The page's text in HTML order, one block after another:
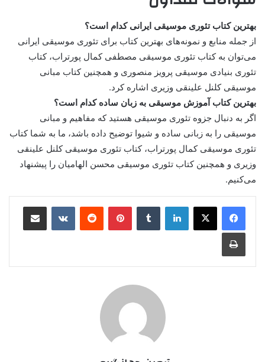
بهترین کتاب تئوری موسیقی ایرانی کدام است؟
از جمله منابع و نمونه‌های بهترین کتاب برای تئوری موسیقی ایرانی
می‌توان به کتاب تئوری موسیقی مصطفی کمال پورتراب، کتاب
تئوری بنیادی موسیقی پرویز منصوری و همچنین کتاب مبانی
موسیقی کلنل علینقی وزیری اشاره کرد.
بهترین کتاب آموزش موسیقی به زبان ساده کدام است؟
اگر به دنبال جزوه تئوری موسیقی هستید که مفاهیم و مبانی
موسیقی را به زبانی ساده و شیوا توضیح داده باشد، ما به شما کتاب
تئوری موسیقی کمال پورتراب، کتاب تئوری موسیقی کلنل علینقی
وزیری و همچنین کتاب تئوری موسیقی محسن الهامیان را پیشنهاد
می‌کنیم.
لینکدین ‫تامبلر پینترست‫رددیت ‫VKontakteاشتراک گذاری از طریق ایمیل
چاپ